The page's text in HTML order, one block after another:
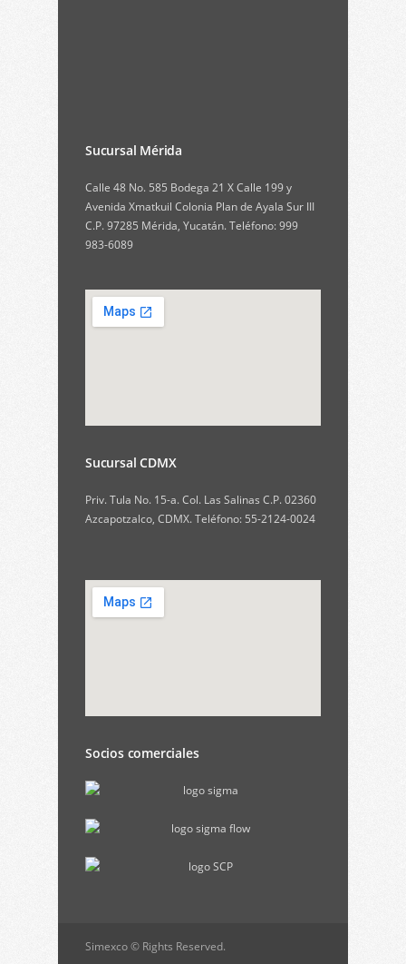
Sucursal Mérida
Calle 48 No. 585 Bodega 21 X Calle 199 y
Avenida Xmatkuil Colonia Plan de Ayala Sur III
C.P. 97285 Mérida, Yucatán. Teléfono: 999
983-6089
Sucursal CDMX
Priv. Tula No. 15-a. Col. Las Salinas C.P. 02360
Azcapotzalco, CDMX. Teléfono: 55-2124-0024
Socios comerciales
Simexco © Rights Reserved.